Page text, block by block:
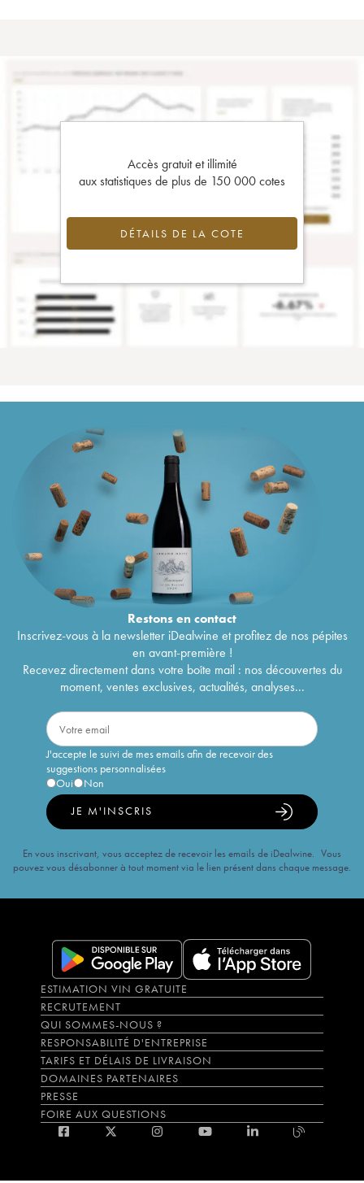
Accès gratuit et illimité
aux statistiques de plus de 150 000 cotes
DÉTAILS DE LA COTE
Restons encontact
Inscrivez-vous à la newsletter iDealwine et profitez de nos pépites
en avant-première !
Recevez directement dans votre boîte mail : nos découvertes du
moment, ventes exclusives, actualités, analyses...
J'accepte le suivi de mes emails afin de recevoir des
suggestions personnalisées
Oui
Non
JE M'INSCRIS
En vous inscrivant, vous acceptez de recevoir les emails de iDealwine. Vous
pouvez vous désabonner à tout moment via le lien présent dans chaque message.
ESTIMATION VIN GRATUITE
RECRUTEMENT
QUI SOMMES-NOUS ?
RESPONSABILITÉ D'ENTREPRISE
TARIFS ET DÉLAIS DE LIVRAISON
DOMAINES PARTENAIRES
PRESSE
FOIRE AUX QUESTIONS